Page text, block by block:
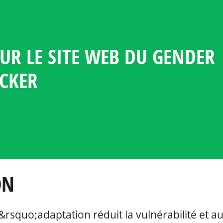
LE SITE WEB DU GENDER
CLIMATE TRACKER
ET DE
LANGUE
DU GENRE DANS LA
SUR LA PARTICIPATION DES
LA DIPLOMATIE LIÉE AU
réduit la vulnérabilité et